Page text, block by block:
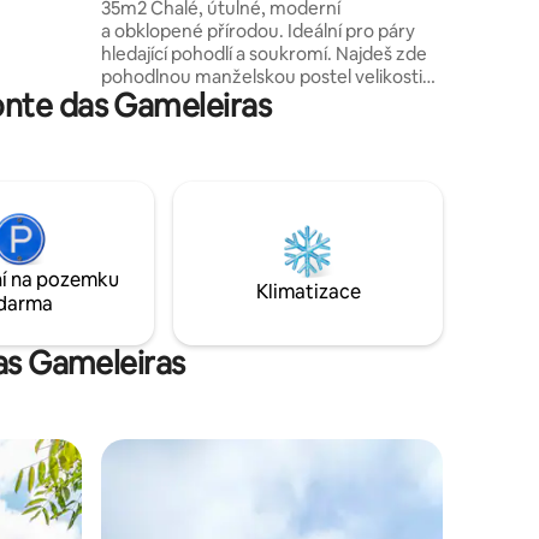
35m2 Chalé, útulné, moderní
a obklopené přírodou. Ideální pro páry
hledající pohodlí a soukromí. Najdeš zde
pohodlnou manželskou postel velikosti
Queen, klimatizaci, TV, Wi-Fi, fén, plně
vybavenou kuchyni s varnou deskou,
relaxaci, vaření, užívání si dobrých časů
pro dva a obnovení energie s šarmem
a stylem.
das Gameleiras
na pozemku
Klimatizace
Gameleiras